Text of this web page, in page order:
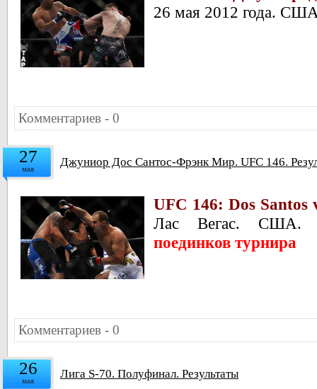
26 мая 2012 года.
Комментариев - 0
27
мая Джуниор Дос Сантос-Фрэнк Мир. UFC 146.
UFC 146: Dos Santos
Лас Вегас.
поединков турнира
Комментариев - 0
26
мая Лига S-70. Полуфинал. Результаты